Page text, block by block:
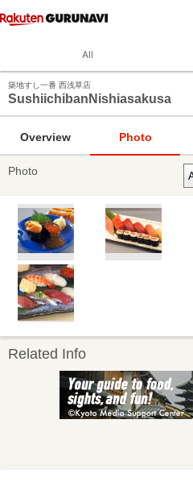
All
築地すし一番 西浅草店
SushiichibanNishiasakusa
Overview Photo
Photo
Related Info